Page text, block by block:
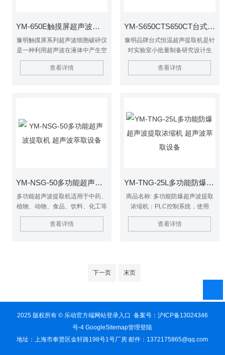
YM-650E触摸屏超声波细胞粉碎机
豫明触摸屏系列超声波细胞破碎仪
是一种利用超声波在液体中产生空
化效应的多功能、多用途仪器。它
能用于多种动植物、病毒、细胞、
物学、微生物学、物理学、动物
学、农学、制药、化工、污水处
理、纳米材料等领域。触摸屏超声
查看详情
YM-S650CTS650CT台式恒温超声波提取机
豫明品牌台式恒温超声提取机是针
对实验室小批量制备研究设计生
产，具有体积小、重量轻、提取温
度可控、使用方便等。针对超声用
解决了这一问题，实现了超声提取
过程恒温化，从而杜绝了因提取温
度升高对热敏性提取物活性的破
台式恒温超声提取机可同时适用于
查看详情
YM-NSG-50多功能超声波提取机 超声波萃取设备
多功能超声波提取机适用于中药、
植物、动物、食品、饮料、化工等
行业的常压、微压、水煎、温浸、
热回流、渗透、芳香油成分的提取
查看详情
YM-TNG-25L多功能防爆超声波提取浓缩机 超声波萃取设备
商品名称: 多功能防爆超声波提取
浓缩机：PLC控制系统，使用
≤100℃；可正压、负压状态工
作，投料口和CIP清洗头，即可独
查看详情
下一页 末页
2025 版权所有 © 乐动官方端网站登录入口 备案号： 沪ICP备13024346
号-4 GoogleSitemap管理登陆
地址：上海市奉贤区金轩路198号1号厂房 邮件：1372175865@qq.com